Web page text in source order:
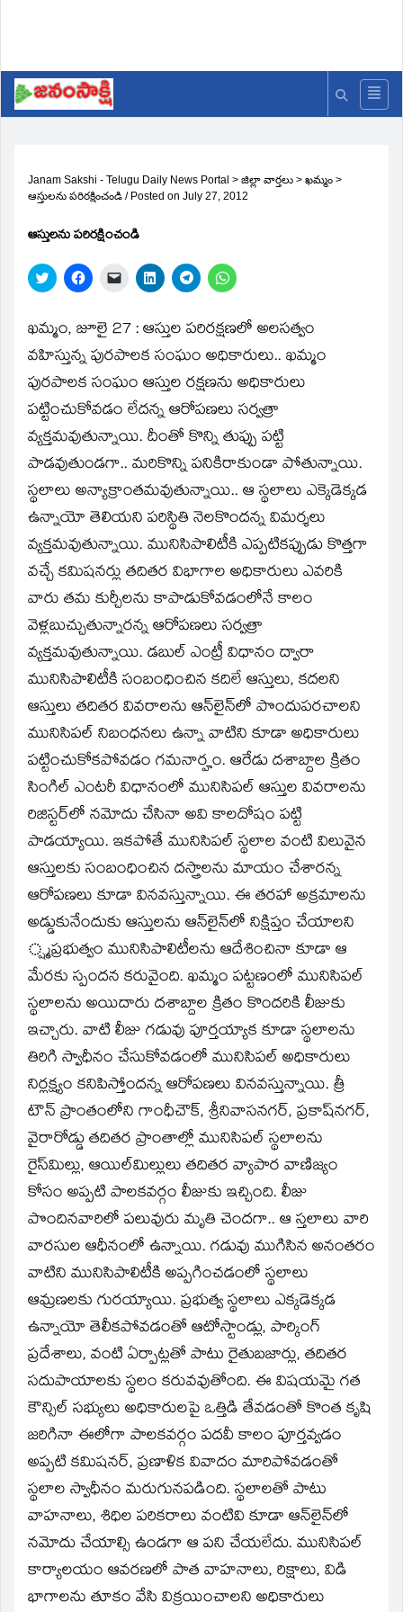
Janam Sakshi - Telugu Daily News Portal > జిల్లా వార్తలు > ఖమ్మం >
ఆస్తులను పరిరక్షించండి / Posted on July 27, 2012
ఆస్తులను పరిరక్షించండి
Click
to
Twitter
(Opens
new
window)
Click
to
Facebook
(Opens
new
window)
Click
link
to
friend
in
new
window)
Click
to
LinkedIn
(Opens
new
Click
to
Telegram
(Opens
new
Click
to
WhatsApp
(Opens
new
ఖమ్మం, జూలై 27 : ఆస్తుల పరిరక్షణలో అలసత్వం
వహిస్తున్న పురపాలక సంఘం అధికారులు.. ఖమ్మం
పురపాలక సంఘం ఆస్తుల రక్షణను అధికారులు
పట్టించుకోవడం లేదన్న ఆరోపణలు సర్వత్రా
వ్యక్తమవుతున్నాయి. దీంతో కొన్ని తుప్పు పట్టి
పాడవుతుండగా.. మరికొన్ని పనికిరాకుండా పోతున్నాయి.
స్థలాలు అన్యాక్రాంతమవుతున్నాయి.. ఆ స్థలాలు ఎక్కెడెక్కడ
ఉన్నాయో తెలియని పరిస్థితి నెలకొందన్న విమర్శలు
వ్యక్తమవుతున్నాయి. మునిసిపాలిటీకి ఎప్పటికప్పుడు కొత్తగా
వచ్చే కమిషనర్లు తదితర విభాగాల అధికారులు ఎవరికి
వారు తమ కుర్చీలను కాపాడుకోవడంలోనే కాలం
వెళ్లబుచ్చుతున్నారన్న ఆరోపణలు సర్వత్రా
వ్యక్తమవుతున్నాయి. డబుల్‌ ఎంట్రీ విధానం ద్వారా
మునిసిపాలిటీకి సంబంధించిన కదిలే ఆస్తులు, కదలని
ఆస్తులు తదితర వివరాలను ఆన్‌లైన్‌లో పొందుపరచాలని
మునిసిపల్‌ నిబంధనలు ఉన్నా వాటిని కూడా అధికారులు
పట్టించుకోకపోవడం గమనార్హం. ఆరేడు దశాబ్దాల క్రితం
సింగిల్‌ ఎంటరీ విధానంలో మునిసిపల్‌ ఆస్తుల వివరాలను
రిజిస్టర్‌లో నమోదు చేసినా అవి కాలదోషం పట్టి
పాడయ్యాయి. ఇకపోతే మునిసిపల్‌ స్థలాల వంటి విలువైన
ఆస్తులకు సంబంధించిన దస్త్రాలను మాయం చేశారన్న
ఆరోపణలు కూడా వినవస్తున్నాయి. ఈ తరహా అక్రమాలను
అడ్డుకునేందుకు ఆస్తులను ఆన్‌లైన్‌లో నిక్షిప్తం చేయాలని
్ష్మప్రభుత్వం మునిసిపాలిటీలను ఆదేశించినా కూడా ఆ
మేరకు స్పందన కరువైంది. ఖమ్మం పట్టణంలో మునిసిపల్‌
స్థలాలను అయిదారు దశాబ్దాల క్రితం కొందరికి లీజుకు
ఇచ్చారు. వాటి లీజు గడువు పూర్తయ్యాక కూడా స్థలాలను
తిరిగి స్వాధీనం చేసుకోవడంలో మునిసిపల్‌ అధికారులు
నిర్లక్ష్యం కనిపిస్తోందన్న ఆరోపణలు వినవస్తున్నాయి. త్రీ
టౌన్‌ ప్రాంతంలోని గాంధీచౌక్‌, శ్రీనివాసనగర్‌, ప్రకాష్‌నగర్‌,
వైరారోడ్డు తదితర ప్రాంతాల్లో మునిసిపల్‌ స్థలాలను
రైస్‌మిల్లు, ఆయిల్‌మిల్లులు తదితర వ్యాపార వాణిజ్యం
కోసం అప్పటి పాలకవర్గం లీజుకు ఇచ్చింది. లీజు
పొందినవారిలో పలువురు మృతి చెందగా.. ఆ స్తలాలు వారి
వారసుల ఆధీనంలో ఉన్నాయి. గడువు ముగిసిన అనంతరం
వాటిని మునిసిపాలిటీకి అప్పగించడంలో స్థలాలు
ఆమ్రణలకు గురయ్యాయి. ప్రభుత్వ స్థలాలు ఎక్కడెక్కడ
ఉన్నాయో తెలీకపోవడంతో ఆటోస్టాండ్లు, పార్కింగ్‌
ప్రదేశాలు, వంటి ఏర్పాట్లతో పాటు రైతుబజార్లు, తదితర
సదుపాయాలకు స్థలం కరువవుతోంది. ఈ విషయమై గత
కౌన్సిల్‌ సభ్యులు అధికారులపై ఒత్తిడి తేవడంతో కొంత కృషి
జరిగినా ఈలోగా పాలకవర్గం పదవీ కాలం పూర్తవ్వడం
అప్పటి కమిషనర్‌, ప్రణాళిక వివాదం మారిపోవడంతో
స్థలాల స్వాధీనం మరుగునపడింది. స్థలాలతో పాటు
వాహనాలు, శిధిల పరికరాలు వంటివి కూడా ఆన్‌లైన్‌లో
నమోదు చేయాల్సి ఉండగా ఆ పని చేయలేదు. మునిసిపల్‌
కార్యాలయం ఆవరణలో పాత వాహనాలు, రిక్షాలు, విడి
భాగాలను తూకం వేసి విక్రయించాలని అధికారులు